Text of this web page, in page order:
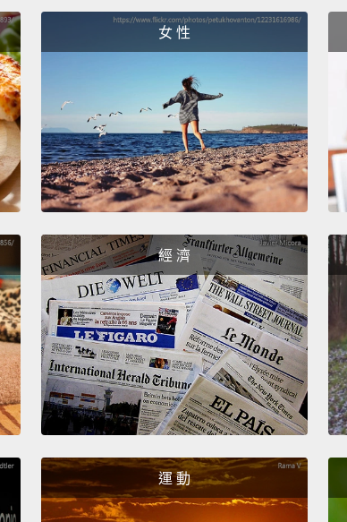
以我拍下的許多照片都
捉，或甚至在鄰近建築
So it doesn't need to
can be a shape, it can
something that ties in
that's going to give you
it to be a lot more
that every photo you
所以主題不一定得是倒
狀、它可以是任何你想
聯在一起的事物，那會
照片變得更加講究，以
女 性
經 濟
運 動